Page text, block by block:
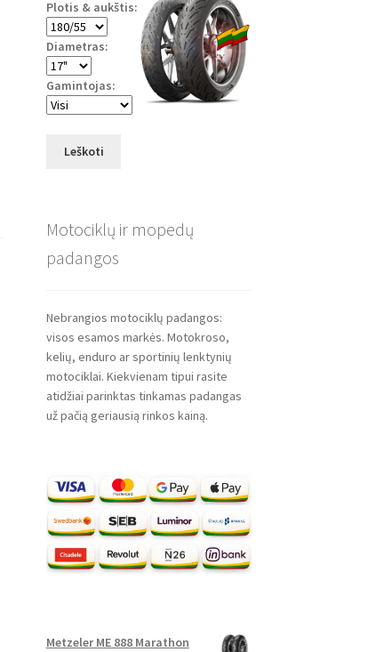
Plotis & aukštis:
Diametras:
Gamintojas:
Leškoti
Motociklų ir mopedų
padangos
Nebrangios motociklų padangos:
visos esamos markės. Motokroso,
kelių, enduro ar sportinių lenktynių
motociklai. Kiekvienam tipui rasite
atidžiai parinktas tinkamas padangas
už pačią geriausią rinkos kainą.
Metzeler ME 888 Marathon